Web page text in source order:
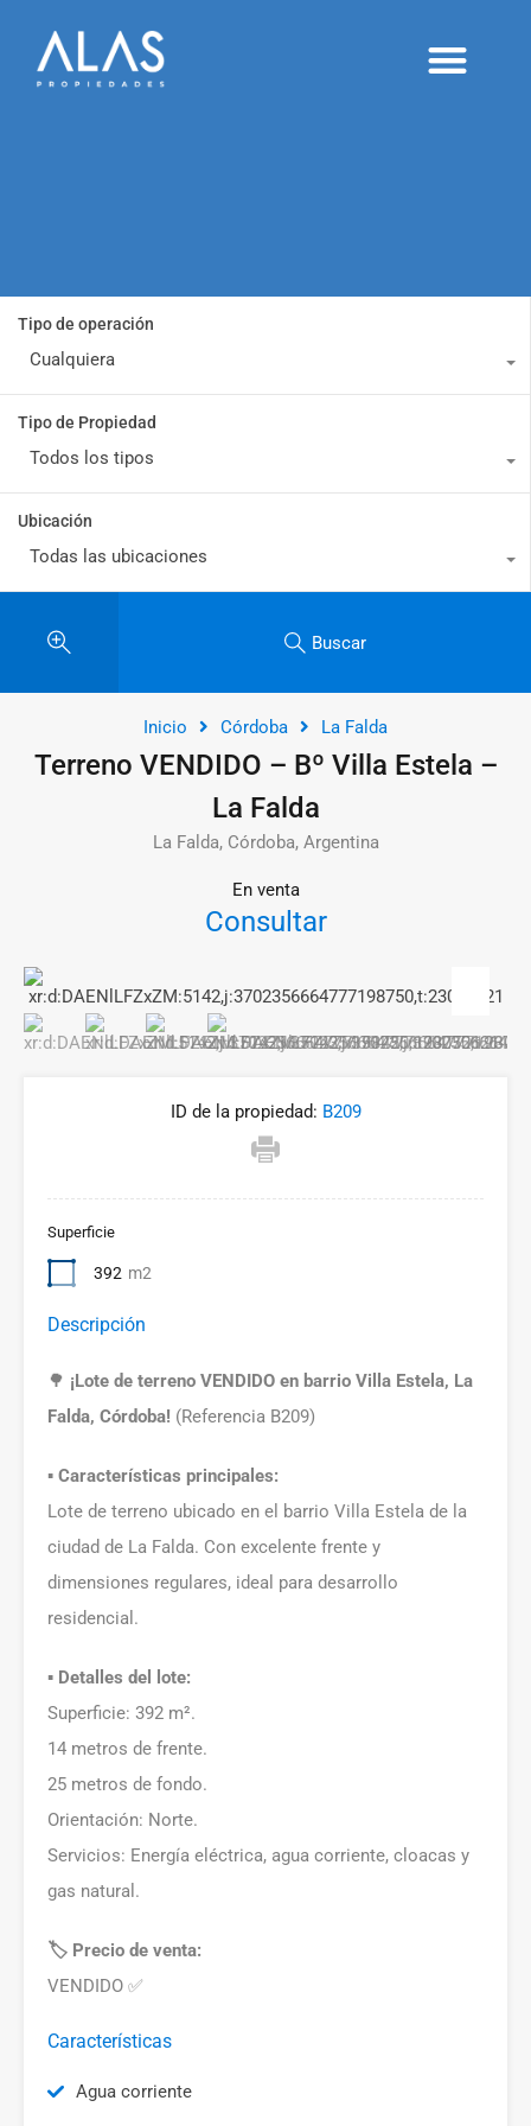
Tipo de operación
Cualquiera
Tipo de Propiedad
Todos los tipos
Ubicación
Todas las ubicaciones
Buscar
Inicio Córdoba La Falda
Terreno VENDIDO – Bº Villa Estela –
La Falda
La Falda, Córdoba, Argentina
En venta
Consultar
ID de la propiedad: B209
Superficie
392 m2
Descripción
🌳 ¡Lote de terreno VENDIDO en barrio Villa Estela, La
Falda, Córdoba! (Referencia B209)
▪️ Características principales:
Lote de terreno ubicado en el barrio Villa Estela de la
ciudad de La Falda. Con excelente frente y
dimensiones regulares, ideal para desarrollo
residencial.
▪️ Detalles del lote:
Superficie: 392 m².
14 metros de frente.
25 metros de fondo.
Orientación: Norte.
Servicios: Energía eléctrica, agua corriente, cloacas y
gas natural.
🏷️ Precio de venta:
VENDIDO ✅
Características
Agua corriente